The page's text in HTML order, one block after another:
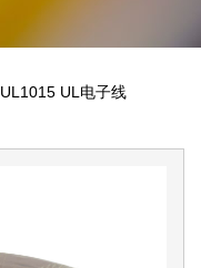
UL1015 UL电子线